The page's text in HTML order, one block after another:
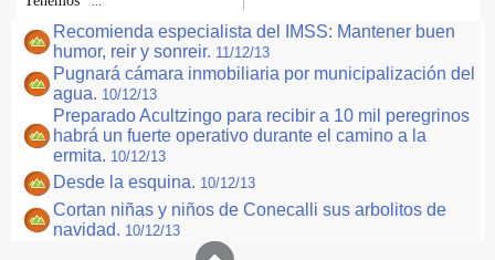
Recomienda especialista del IMSS: Mantener buen
humor, reir y sonreir. 11/12/13
Pugnará cámara inmobiliaria por municipalización del
agua. 10/12/13
Preparado Acultzingo para recibir a 10 mil peregrinos
habrá un fuerte operativo durante el camino a la
ermita. 10/12/13
Desde la esquina. 10/12/13
Cortan niñas y niños de Conecalli sus arbolitos de
navidad. 10/12/13